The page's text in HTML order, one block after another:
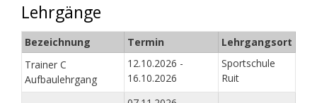
Lehrgänge
Bezeichnung Termin
Lehrgangsort
Trainer C
Aufbaulehrgang
12.10.2026 -
16.10.2026
Sportschule
Ruit